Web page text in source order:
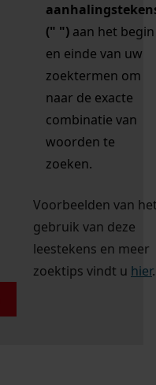
(" ") aan het begin
en einde van uw
zoektermen om
naar de exacte
combinatie van
woorden te
zoeken.
Voorbeelden van
gebruik van deze
leestekens en meer
zoektips vindt u hier.